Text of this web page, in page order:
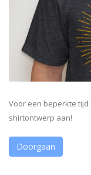
Voor een beperkte
shirtontwerp aan!
Doorgaan